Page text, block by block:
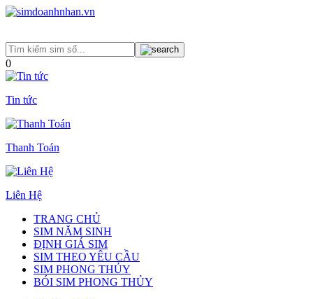
0
Tin tức
Thanh Toán
Liên Hệ
TRANG CHỦ
SIM NĂM SINH
ĐỊNH GIÁ SIM
SIM THEO YÊU CẦU
SIM PHONG THỦY
BÓI SIM PHONG THỦY